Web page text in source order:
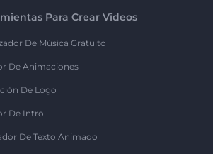
Para Crear Videos
De Música Gratuito
De Animaciones
De Logo
De Intro
De Texto Animado